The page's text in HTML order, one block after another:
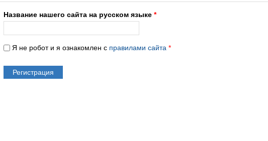
Название нашего сайта на русском языке *
Я не робот и я ознакомлен с правилами сайта *